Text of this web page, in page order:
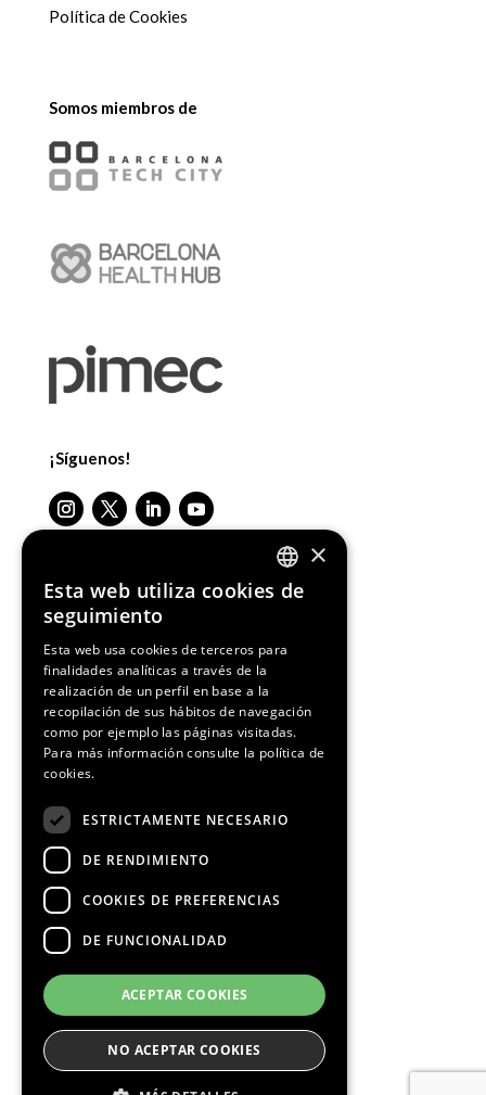
Política de Cookies
Somos miembros de
¡Síguenos!
Media Partners
ENGLISH
×
Esta web utiliza cookies de
seguimiento
Esta web usa cookies de terceros para
finalidades analíticas a través de la
realización de un perfil en base a la
recopilación de sus hábitos de navegación
como por ejemplo las páginas visitadas.
Para más información consulte la política de
cookies.
ESTRICTAMENTE NECESARIO
DE RENDIMIENTO
COOKIES DE PREFERENCIAS
DE FUNCIONALIDAD
ACEPTAR COOKIES
NO ACEPTAR COOKIES